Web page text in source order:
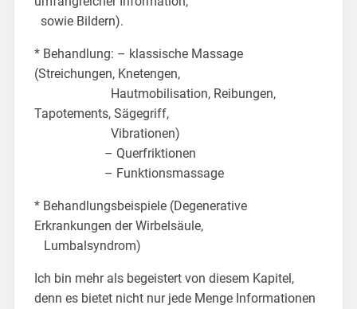
sowie Bildern).
* Behandlung: – klassische Massage
(Streichungen, Knetengen,
Hautmobilisation, Reibungen,
Tapotements, Sägegriff,
Vibrationen)
– Querfriktionen
– Funktionsmassage
* Behandlungsbeispiele (Degenerative
Erkrankungen der Wirbelsäule,
Lumbalsyndrom)
Ich bin mehr als begeistert von diesem Kapitel,
denn es bietet nicht nur jede Menge Informationen